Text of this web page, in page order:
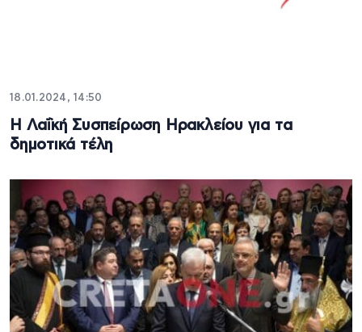
18.01.2024, 14:50
Η Λαΐκή Συσπείρωση Ηρακλείου για τα
δημοτικά τέλη